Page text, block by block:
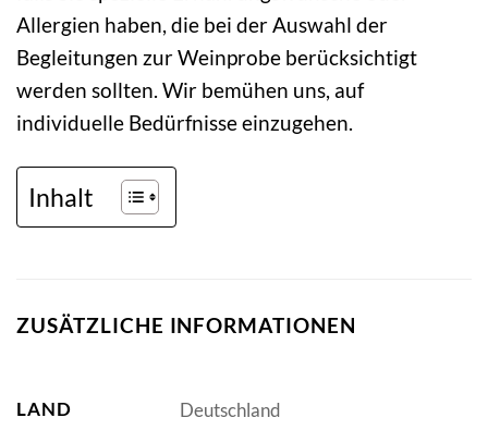
Allergien haben, die bei der Auswahl der
Begleitungen zur Weinprobe berücksichtigt
werden sollten. Wir bemühen uns, auf
individuelle Bedürfnisse einzugehen.
Inhalt
ZUSÄTZLICHE INFORMATIONEN
LAND Deutschland